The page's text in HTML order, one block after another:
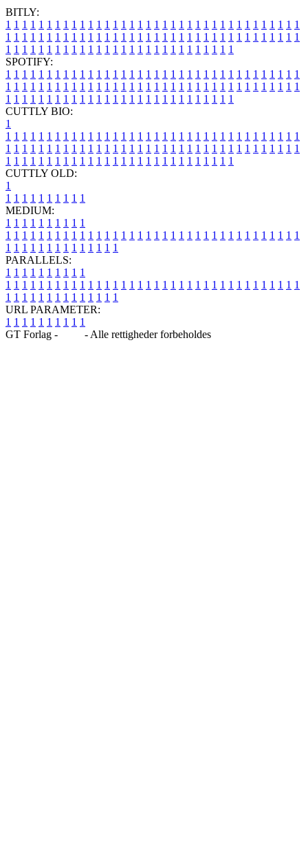
BITLY:
1 1 1 1 1 1 1 1 1 1 1 1 1 1 1 1 1 1 1 1 1 1 1 1 1 1 1 1 1 1 1 1 1 1 1 1
1 1 1 1 1 1 1 1 1 1 1 1 1 1 1 1 1 1 1 1 1 1 1 1 1 1 1 1 1 1 1 1 1 1 1 1
1 1 1 1 1 1 1 1 1 1 1 1 1 1 1 1 1 1 1 1 1 1 1 1 1 1 1 1
SPOTIFY:
1 1 1 1 1 1 1 1 1 1 1 1 1 1 1 1 1 1 1 1 1 1 1 1 1 1 1 1 1 1 1 1 1 1 1 1
1 1 1 1 1 1 1 1 1 1 1 1 1 1 1 1 1 1 1 1 1 1 1 1 1 1 1 1 1 1 1 1 1 1 1 1
1 1 1 1 1 1 1 1 1 1 1 1 1 1 1 1 1 1 1 1 1 1 1 1 1 1 1 1
CUTTLY BIO:
1
1 1 1 1 1 1 1 1 1 1 1 1 1 1 1 1 1 1 1 1 1 1 1 1 1 1 1 1 1 1 1 1 1 1 1 1
1 1 1 1 1 1 1 1 1 1 1 1 1 1 1 1 1 1 1 1 1 1 1 1 1 1 1 1 1 1 1 1 1 1 1 1
1 1 1 1 1 1 1 1 1 1 1 1 1 1 1 1 1 1 1 1 1 1 1 1 1 1 1 1
CUTTLY OLD:
1
1 1 1 1 1 1 1 1 1 1
MEDIUM:
1 1 1 1 1 1 1 1 1 1
1 1 1 1 1 1 1 1 1 1 1 1 1 1 1 1 1 1 1 1 1 1 1 1 1 1 1 1 1 1 1 1 1 1 1 1
1 1 1 1 1 1 1 1 1 1 1 1 1 1
PARALLELS:
1 1 1 1 1 1 1 1 1 1
1 1 1 1 1 1 1 1 1 1 1 1 1 1 1 1 1 1 1 1 1 1 1 1 1 1 1 1 1 1 1 1 1 1 1 1
1 1 1 1 1 1 1 1 1 1 1 1 1 1
URL PARAMETER:
1 1 1 1 1 1 1 1 1 1
GT Forlag -
- Alle rettigheder forbeholdes